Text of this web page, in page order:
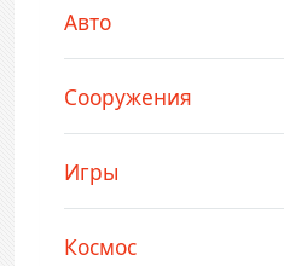
Авто
Сооружения
Игры
Космос